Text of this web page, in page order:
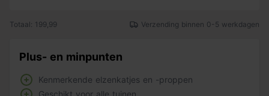
Totaal: 199,99 Verzending binnen 0-5 werkdagen
Plus- en minpunten
Kenmerkende elzenkatjes en -proppen
Geschikt voor alle tuinen